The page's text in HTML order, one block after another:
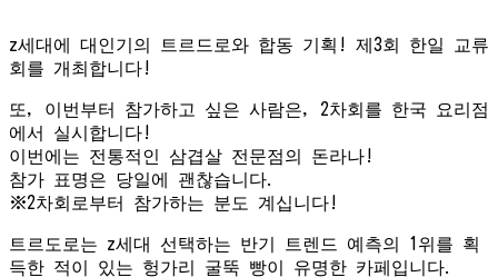
z세대에 대인기의 트르드로와 합동 기획! 제3회 한일 교류
회를 개최합니다!
또, 이번부터 참가하고 싶은 사람은, 2차회를 한국 요리점
에서 실시합니다!
이번에는 전통적인 삼겹살 전문점의 돈라나!
참가 표명은 당일에 괜찮습니다.
※2차회로부터 참가하는 분도 계십니다!
트르도로는 z세대 선택하는 반기 트렌드 예측의 1위를 획
득한 적이 있는 헝가리 굴뚝 빵이 유명한 카페입니다.